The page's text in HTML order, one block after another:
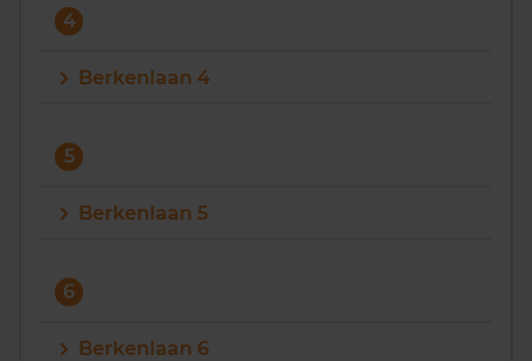
4
Berkenlaan 4
5
Berkenlaan 5
6
Berkenlaan 6